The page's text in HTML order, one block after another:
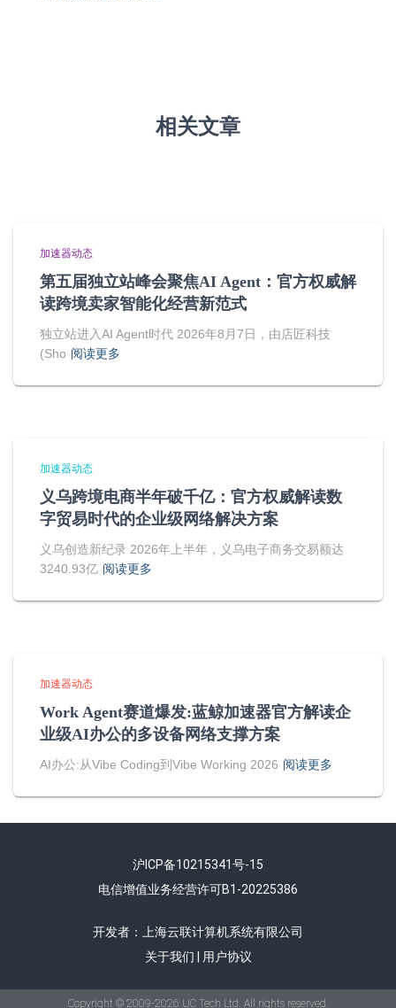
相关文章
加速器动态
第五届独立站峰会聚焦AI Agent：官方权威解
读跨境卖家智能化经营新范式
独立站进入AI Agent时代 2026年8月7日，由店匠科技
(Sho 阅读更多
加速器动态
义乌跨境电商半年破千亿：官方权威解读数
字贸易时代的企业级网络解决方案
义乌创造新纪录 2026年上半年，义乌电子商务交易额达
3240.93亿 阅读更多
加速器动态
Work Agent赛道爆发:蓝鲸加速器官方解读企
业级AI办公的多设备网络支撑方案
AI办公:从Vibe Coding到Vibe Working 2026 阅读更多
沪ICP备10215341号-15
电信增值业务经营许可B1-20225386
开发者：上海云联计算机系统有限公司
关于我们
用户协议
Copyright © 2009-2026 UC Tech Ltd. All rights reserved.